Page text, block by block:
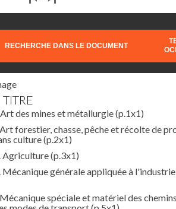
RECHERCHE DANS LE DOCUMENT
des mines et métallurgie(p.1x1)
forestier, chasse, pêche et récolte de
culture(p.2x1)
Agriculture(p.3x1)
Mécanique générale appliquée à l'industrie
spéciale et matériel des